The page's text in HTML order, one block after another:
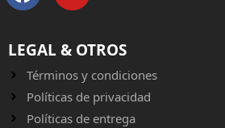
LEGAL & OTROS
Términos y condiciones
Políticas de privacidad
Políticas de entrega